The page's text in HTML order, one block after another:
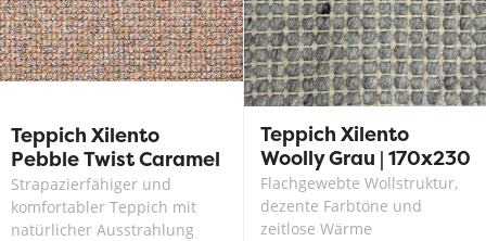
Teppich Xilento
Pebble Twist Caramel
Strapazierfähiger und
komfortabler Teppich mit
natürlicher Ausstrahlung
Teppich Xilento
Woolly Grau | 170x230
cm
Flachgewebte Wollstruktur,
dezente Farbtöne und
zeitlose Wärme